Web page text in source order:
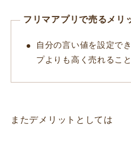
フリマアプリで売るメリ
自分の言い値を設定で
プよりも高く売れること
またデメリットとしては